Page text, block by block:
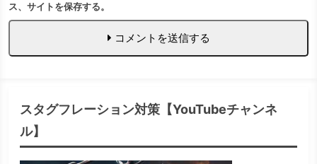
ス、サイトを保存する。
コメントを送信する
スタグフレーション対策【YouTubeチャンネ
ル】